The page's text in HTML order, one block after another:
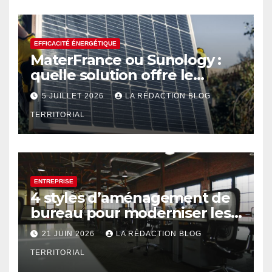
EFFICACITÉ ÉNERGÉTIQUE
MaterFrance ou Sunology :
quelle solution offre le
meilleur rendement ?
5 JUILLET 2026 LA RÉDACTION BLOG
TERRITORIAL
ENTREPRISE
4 styles d’aménagement de
bureau pour moderniser les
espaces professionnels
21 JUIN 2026 LA RÉDACTION BLOG
TERRITORIAL